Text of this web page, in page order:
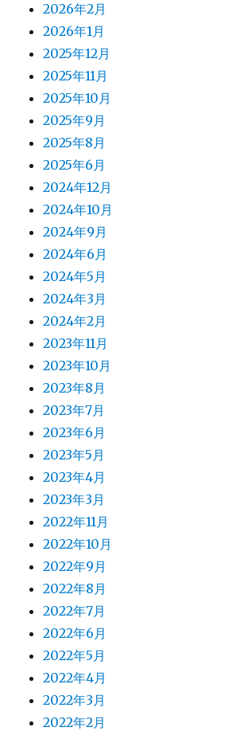
2026年2月
2026年1月
2025年12月
2025年11月
2025年10月
2025年9月
2025年8月
2025年6月
2024年12月
2024年10月
2024年9月
2024年6月
2024年5月
2024年3月
2024年2月
2023年11月
2023年10月
2023年8月
2023年7月
2023年6月
2023年5月
2023年4月
2023年3月
2022年11月
2022年10月
2022年9月
2022年8月
2022年7月
2022年6月
2022年5月
2022年4月
2022年3月
2022年2月